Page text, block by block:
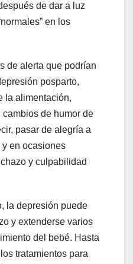
de dar a luz
en los
de alerta que podrían
posparto,
la alimentación,
de humor de
pasar de alegría a
en ocasiones
y culpabilidad
la depresión puede
y extenderse varios
del bebé. Hasta
tratamientos para